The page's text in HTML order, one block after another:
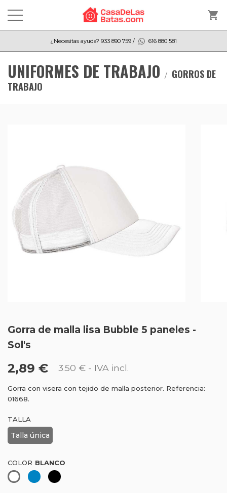
shopping_cart
¿Necesitas ayuda? 933 890 759 / 616 880 581
UNIFORMES DE TRABAJO
GORROS DE
TRABAJO
Gorra de malla lisa Bubble 5 paneles -
Sol's
2,89 € 3.50 € - IVA incl.
Gorra con visera con tejido de malla posterior. Referencia:
01668.
TALLA
Talla única
COLOR
BlancoAzul Negro